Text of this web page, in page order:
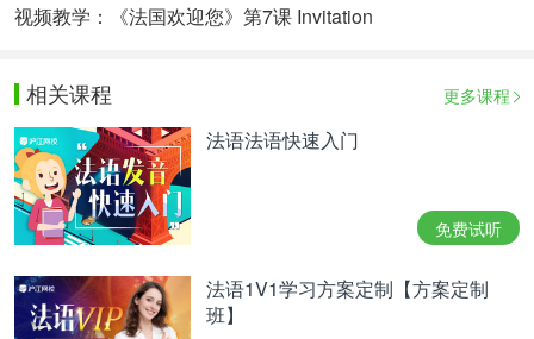
视频教学：《法国欢迎您》第7课 Invitation
相关课程 更多课程
法语法语快速入门
免费试听
法语1V1学习方案定制【方案定制
班】